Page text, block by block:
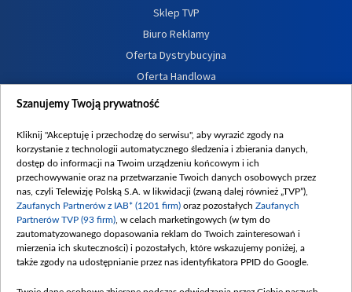
Sklep TVP
Biuro Reklamy
Oferta Dystrybucyjna
Oferta Handlowa
Dostępność
Procedura zgłoszeń wewnętrznych
Szanujemy Twoją prywatność
Kliknij "Akceptuję i przechodzę do serwisu", aby wyrazić zgody na
korzystanie z technologii automatycznego śledzenia i zbierania danych,
dostęp do informacji na Twoim urządzeniu końcowym i ich
przechowywanie oraz na przetwarzanie Twoich danych osobowych przez
nas, czyli Telewizję Polską S.A. w likwidacji (zwaną dalej również „TVP”),
Zaufanych Partnerów z IAB* (1201 firm) oraz pozostałych Zaufanych
Partnerów TVP (93 firm) , w celach marketingowych (w tym do
zautomatyzowanego dopasowania reklam do Twoich zainteresowań i
mierzenia ich skuteczności) i pozostałych, które wskazujemy poniżej, a
także zgody na udostępnianie przez nas identyfikatora PPID do Google.